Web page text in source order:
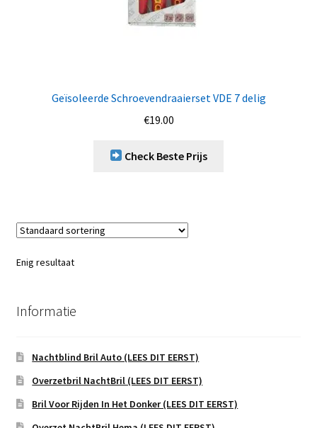
Geïsoleerde Schroevendraaierset VDE 7 delig
€19.00
Check Beste Prijs
Enig resultaat
Informatie
Nachtblind Bril Auto (LEES DIT EERST)
Overzetbril NachtBril (LEES DIT EERST)
Bril Voor Rijden In Het Donker (LEES DIT EERST)